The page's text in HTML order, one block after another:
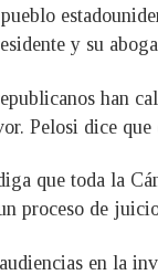
y su
han
Pelosi dice
que toda la
proceso de
en la